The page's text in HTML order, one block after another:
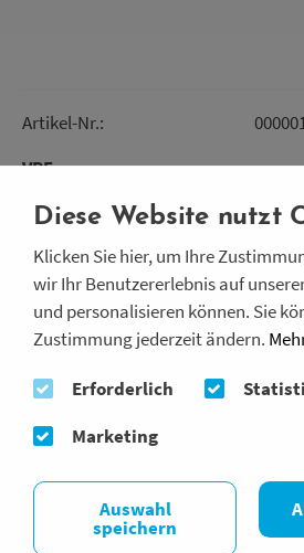
Artikel-Nr.:
VPE
Menge
VERSANDKOSTENFREI AB 75€
Diese Website nutzt
Klicken Sie hier, um Ihre
wir Ihr Benutzererlebnis auf
und personalisieren können. Sie
Zustimmung jederzeit ändern.
Erforderlich
Marketing
Auswahl
speichern